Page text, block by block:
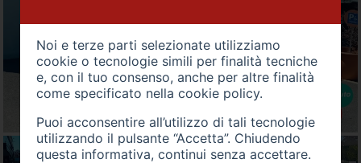
Noi e terze parti selezionate utilizziamo
cookie o tecnologie simili per finalità tecniche
e, con il tuo consenso, anche per altre finalità
come specificato nella cookie policy.
Puoi acconsentire all’utilizzo di tali tecnologie
utilizzando il pulsante “Accetta”. Chiudendo
questa informativa, continui senza accettare.